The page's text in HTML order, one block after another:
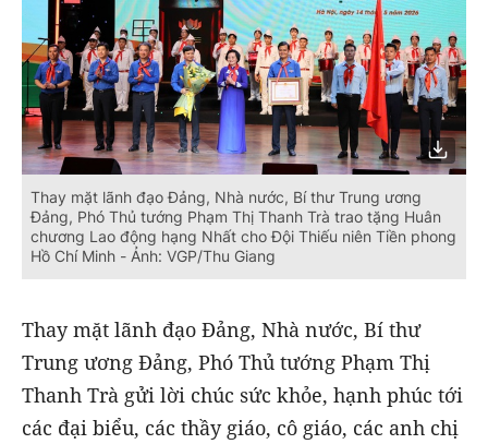
Thay mặt lãnh đạo Đảng, Nhà nước, Bí thư Trung ương
Đảng, Phó Thủ tướng Phạm Thị Thanh Trà trao tặng Huân
chương Lao động hạng Nhất cho Đội Thiếu niên Tiền phong
Hồ Chí Minh - Ảnh: VGP/Thu Giang
Thay mặt lãnh đạo Đảng, Nhà nước, Bí thư
Trung ương Đảng, Phó Thủ tướng Phạm Thị
Thanh Trà gửi lời chúc sức khỏe, hạnh phúc tới
các đại biểu, các thầy giáo, cô giáo, các anh chị